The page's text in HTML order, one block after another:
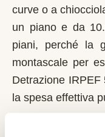
curve o a
un piano e da
piani, perché la
montascale per
Detrazione
la spesa effettiva
Chi può